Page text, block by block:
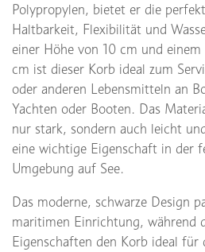
Polypropylen, bietet er die
Haltbarkeit, Flexibilität und
einer Höhe von 10 cm und
cm ist dieser Korb ideal zum
oder anderen Lebensmitteln an
Yachten oder Booten. Das
nur stark, sondern auch leicht
eine wichtige Eigenschaft in der
Umgebung auf See.
Das moderne, schwarze Design
maritimen Einrichtung, während
Eigenschaften den Korb ideal für